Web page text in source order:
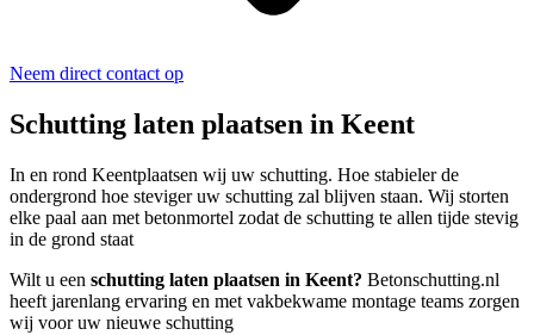
Neem direct contact op
Schutting laten plaatsen in Keent
In en rond Keentplaatsen wij uw schutting. Hoe stabieler de
ondergrond hoe steviger uw schutting zal blijven staan. Wij storten
elke paal aan met betonmortel zodat de schutting te allen tijde stevig
in de grond staat
Wilt u een schutting laten plaatsen in Keent? Betonschutting.nl
heeft jarenlang ervaring en met vakbekwame montage teams zorgen
wij voor uw nieuwe schutting